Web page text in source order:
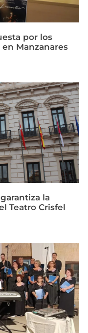
por los
Manzanares
la
Teatro Crisfel